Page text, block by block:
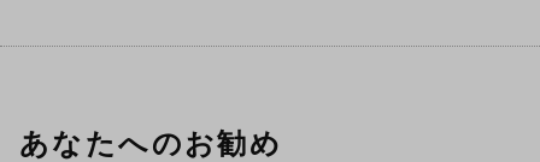
あなたへのお勧め